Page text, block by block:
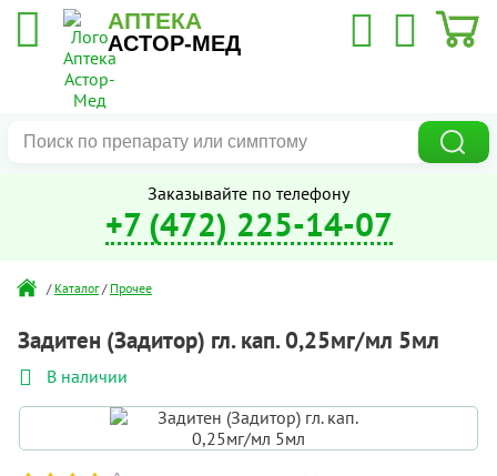
АПТЕКА
АСТОР-МЕД
Заказывайте по телефону
+7 (472) 225-14-07
/ Каталог / Прочее
Задитен (Задитор) гл. кап. 0,25мг/мл 5мл
В наличии